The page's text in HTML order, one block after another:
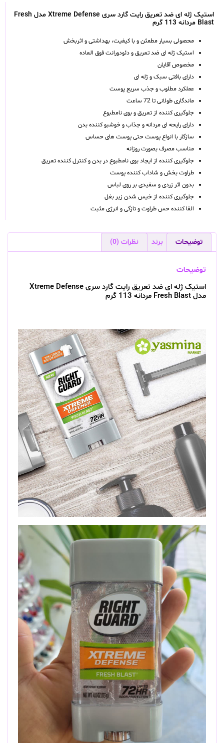
استیک ژله ای ضد تعریق رایت گارد سری Xtreme Defense مدل Fresh
Blast مردانه 113 گرم
محصولی بسیار مطمئن و با کیفیت، بهداشتی و اثربخش
استیک ژله ای ضد تعریق و دئودورانت فوق العاده
مخصوص آقایان
دارای بافتی سبک و ژله ای
عملکرد مطلوب و جذب سریع پوست
ماندگاری طولانی تا 72 ساعت
جلوگیری کننده از تعریق و بوی نامطبوع
دارای رایحه ای مردانه و جذاب و خوشبو کننده بدن
سازگار با انواع پوست حتی پوست های حساس
مناسب مصرف بصورت روزانه
جلوگیری کننده از ایجاد بوی نامطبوع در بدن و کنترل کننده تعریق
طراوت بخش و شاداب کننده پوست
بدون اثر زردی و سفیدی بر روی لباس
جلوگیری کننده از خیس شدن زیر بغل
القا کننده حس طراوت و تازگی و انرژی مثبت
توضیحات برند نظرات (0)
توضیحات
استیک ژله ای ضد تعریق رایت گارد سری Xtreme Defense
مدل Fresh Blast مردانه 113 گرم